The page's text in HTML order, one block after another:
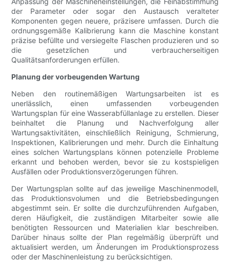
der Parameter oder sogar den Austausch veralteter
Komponenten gegen neuere, präzisere umfassen. Durch die
ordnungsgemäße Kalibrierung kann die Maschine konstant
präzise befüllte und versiegelte Flaschen produzieren und so
die gesetzlichen und verbraucherseitigen
Qualitätsanforderungen erfüllen.
Planung der vorbeugenden Wartung
Neben den routinemäßigen Wartungsarbeiten ist es
unerlässlich, einen umfassenden vorbeugenden
Wartungsplan für eine Wasserabfüllanlage zu erstellen. Dieser
beinhaltet die Planung und Nachverfolgung aller
Wartungsaktivitäten, einschließlich Reinigung, Schmierung,
Inspektionen, Kalibrierungen und mehr. Durch die Einhaltung
eines solchen Wartungsplans können potenzielle Probleme
erkannt und behoben werden, bevor sie zu kostspieligen
Ausfällen oder Produktionsverzögerungen führen.
Der Wartungsplan sollte auf das jeweilige Maschinenmodell,
das Produktionsvolumen und die Betriebsbedingungen
abgestimmt sein. Er sollte die durchzuführenden Aufgaben,
deren Häufigkeit, die zuständigen Mitarbeiter sowie alle
benötigten Ressourcen und Materialien klar beschreiben.
Darüber hinaus sollte der Plan regelmäßig überprüft und
aktualisiert werden, um Änderungen im Produktionsprozess
oder der Maschinenleistung zu berücksichtigen.